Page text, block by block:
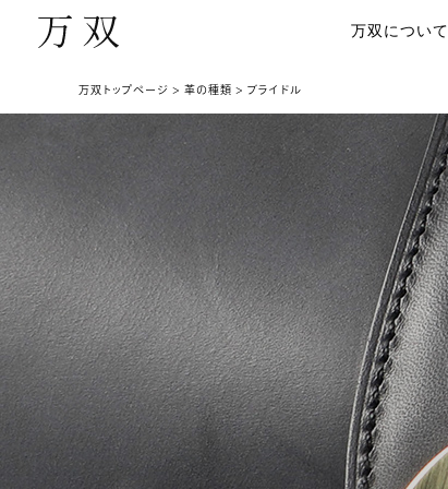
万双について
万双トップページ 革の種類 ブライドル